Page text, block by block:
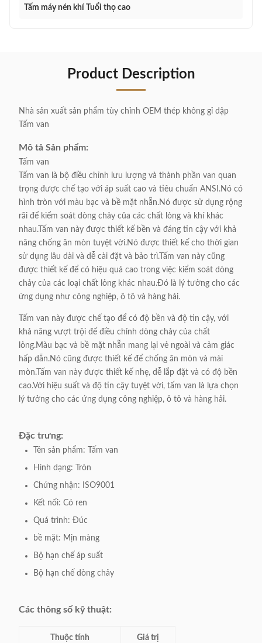
Tấm máy nén khí Tuổi thọ cao
Product Description
Nhà sản xuất sản phẩm tùy chỉnh OEM thép không gỉ dập
Tấm van
Mô tả Sản phẩm:
Tấm van
Tấm van là bộ điều chỉnh lưu lượng và thành phần van quan
trọng được chế tạo với áp suất cao và tiêu chuẩn ANSI.Nó có
hình tròn với màu bạc và bề mặt nhẵn.Nó được sử dụng rộng
rãi để kiểm soát dòng chảy của các chất lỏng và khí khác
nhau.Tấm van này được thiết kế bền và đáng tin cậy với khả
năng chống ăn mòn tuyệt vời.Nó được thiết kế cho thời gian
sử dụng lâu dài và dễ cài đặt và bảo trì.Tấm van này cũng
được thiết kế để có hiệu quả cao trong việc kiểm soát dòng
chảy của các loại chất lỏng khác nhau.Đó là lý tưởng cho các
ứng dụng như công nghiệp, ô tô và hàng hải.
Tấm van này được chế tạo để có độ bền và độ tin cậy, với
khả năng vượt trội để điều chỉnh dòng chảy của chất
lỏng.Màu bạc và bề mặt nhẵn mang lại vẻ ngoài và cảm giác
hấp dẫn.Nó cũng được thiết kế để chống ăn mòn và mài
mòn.Tấm van này được thiết kế nhẹ, dễ lắp đặt và có độ bền
cao.Với hiệu suất và độ tin cậy tuyệt vời, tấm van là lựa chọn
lý tưởng cho các ứng dụng công nghiệp, ô tô và hàng hải.
Đặc trưng:
Tên sản phẩm: Tấm van
Hình dạng: Tròn
Chứng nhận: ISO9001
Kết nối: Có ren
Quá trình: Đúc
bề mặt: Mịn màng
Bộ hạn chế áp suất
Bộ hạn chế dòng chảy
Các thông số kỹ thuật:
Thuộc tính Giá trị